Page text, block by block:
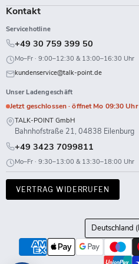
Kontakt
Servicehotline
+49 30 759 399 50
Mo–Fr · 9:00–12:30 & 13:00–16:30 Uhr
kundenservice@talk-point.de
Unser Ladengeschäft
Jetzt geschlossen · öffnet Mo 09:30 Uhr
TALK-POINT GmbH
Bahnhofstraße 21, 04838 Eilenburg
+49 3423 7099811
Mo–Fr · 9:30–13:00 & 13:30–18:00 Uhr
VERTRAG WIDERRUFEN
Land
Deutschland